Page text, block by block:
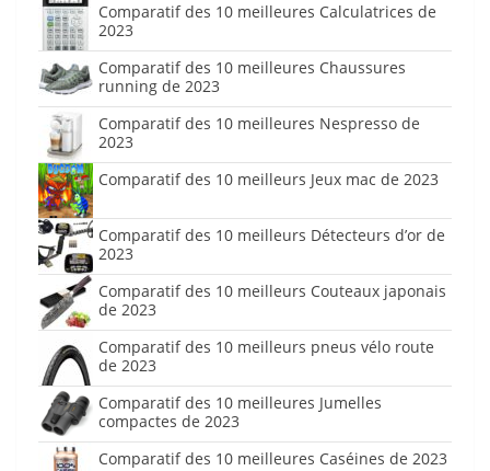
Comparatif des 10 meilleures Calculatrices de
2023
Comparatif des 10 meilleures Chaussures
running de 2023
Comparatif des 10 meilleures Nespresso de
2023
Comparatif des 10 meilleurs Jeux mac de 2023
Comparatif des 10 meilleurs Détecteurs d’or de
2023
Comparatif des 10 meilleurs Couteaux japonais
de 2023
Comparatif des 10 meilleurs pneus vélo route
de 2023
Comparatif des 10 meilleures Jumelles
compactes de 2023
Comparatif des 10 meilleures Caséines de 2023